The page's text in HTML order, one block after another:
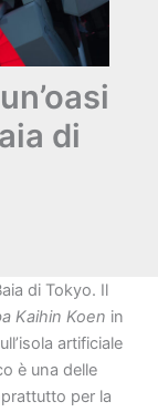
di
di Tokyo. Il
Kaihin Koen in
artificiale
è una delle
per la